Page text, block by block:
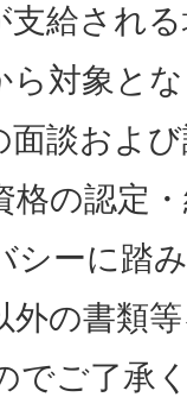
支給され
ら対象と
面談およ
格の認定
シーに踏
外の書類
でご了承